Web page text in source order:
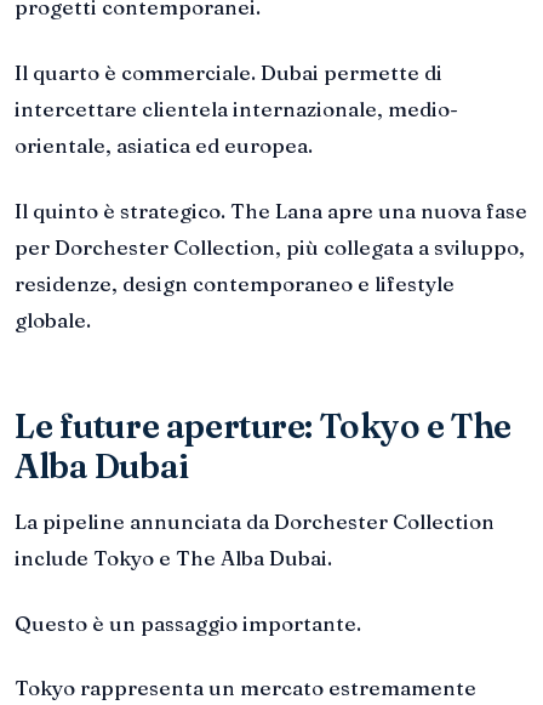
progetti contemporanei.
Il quarto è commerciale. Dubai permette di
intercettare clientela internazionale, medio-
orientale, asiatica ed europea.
Il quinto è strategico. The Lana apre una nuova fase
per Dorchester Collection, più collegata a sviluppo,
residenze, design contemporaneo e lifestyle
globale.
Le future aperture: Tokyo e The
Alba Dubai
La pipeline annunciata da Dorchester Collection
include Tokyo e The Alba Dubai.
Questo è un passaggio importante.
Tokyo rappresenta un mercato estremamente